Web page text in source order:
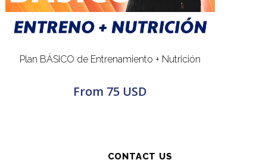
Plan BÁSICO de Entrenamiento + Nutrición
From 75 USD
CONTACT US